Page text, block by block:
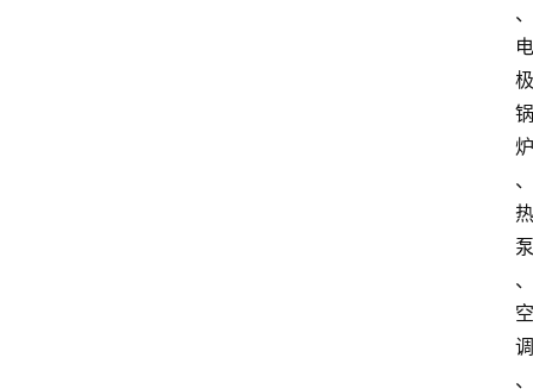
、
电
极
锅
炉
、
热
泵
、
空
调
、